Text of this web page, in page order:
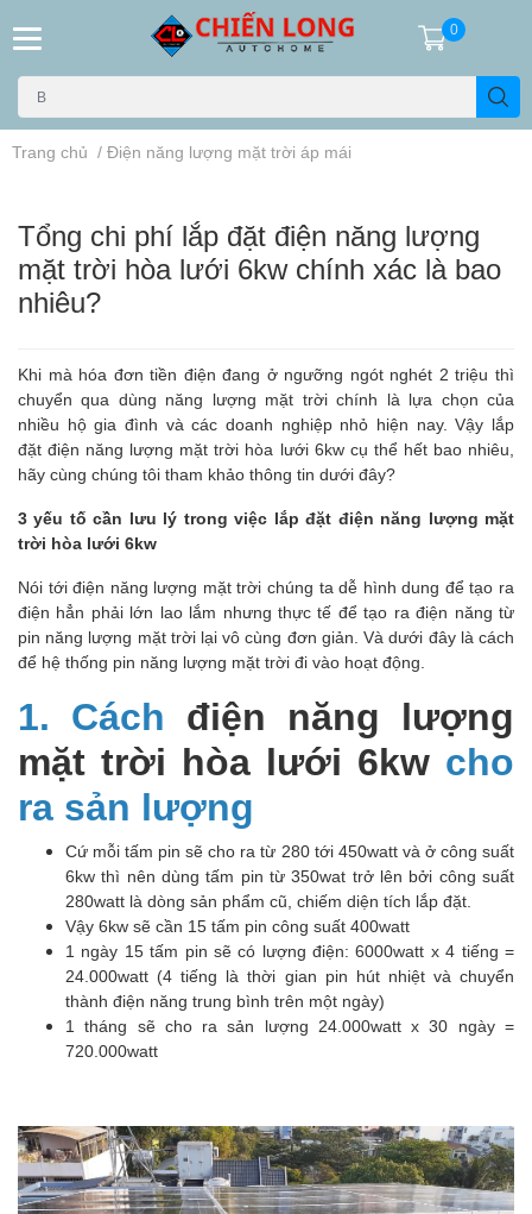
0
Trang chủ / Điện năng lượng mặt trời áp mái
Tổng chi phí lắp đặt điện năng lượng
mặt trời hòa lưới 6kw chính xác là bao
nhiêu?
Khi mà hóa đơn tiền điện đang ở ngưỡng ngót nghét 2 triệu thì
chuyển qua dùng năng lượng mặt trời chính là lựa chọn của
nhiều hộ gia đình và các doanh nghiệp nhỏ hiện nay. Vậy lắp
đặtđiện năng lượng mặt trời hòa lưới 6kwcụ thể hết bao nhiêu,
hãy cùng chúng tôi tham khảo thông tin dưới đây?
3 yếu tố cần lưu lý trong việc lắp đặt điện năng lượng mặt
trời hòa lưới 6kw
Nói tới điện năng lượng mặt trời chúng ta dễ hình dung để tạo ra
điện hẳn phải lớn lao lắm nhưng thực tế để tạo ra điện năng từ
pin năng lượng mặt trời lại vô cùng đơn giản. Và dưới đây là cách
để hệ thống pin năng lượng mặt trời đi vào hoạt động.
1. Cách điện năng lượng
mặt trời hòa lưới 6kw cho
ra sản lượng
Cứ mỗi tấm pin sẽ cho ra từ 280 tới 450watt và ở công suất
6kw thì nên dùng tấm pin từ 350wat trở lên bởi công suất
280watt là dòng sản phẩm cũ, chiếm diện tích lắp đặt.
Vậy 6kw sẽ cần 15 tấm pin công suất 400watt
1 ngày 15 tấm pin sẽ có lượng điện: 6000watt x 4 tiếng =
24.000watt (4 tiếng là thời gian pin hút nhiệt và chuyển
thành điện năng trung bình trên một ngày)
1 tháng sẽ cho ra sản lượng 24.000watt x 30 ngày =
720.000watt